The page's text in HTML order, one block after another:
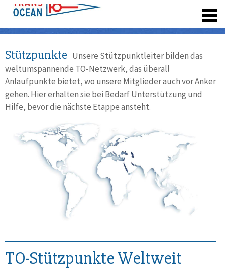
Stützpunkte Unsere Stützpunktleiter bilden das
weltumspannende TO-Netzwerk, das überall
Anlaufpunkte bietet, wo unsere Mitglieder auch vor Anker
gehen. Hier erhalten sie bei Bedarf Unterstützung und
Hilfe, bevor die nächste Etappe ansteht.
TO-Stützpunkte Weltweit